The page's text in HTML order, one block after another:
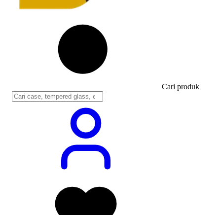
Cari produk